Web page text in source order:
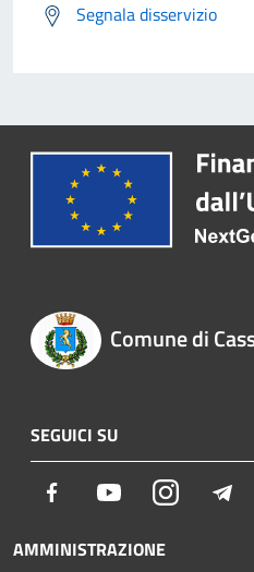
Segnala disservizio
Comune di
SEGUICI SU
Facebook YoutubeInstagram
AMMINISTRAZIONE